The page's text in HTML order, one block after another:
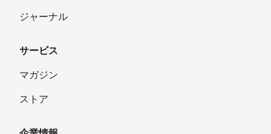
ジャーナル
サービス
マガジン
ストア